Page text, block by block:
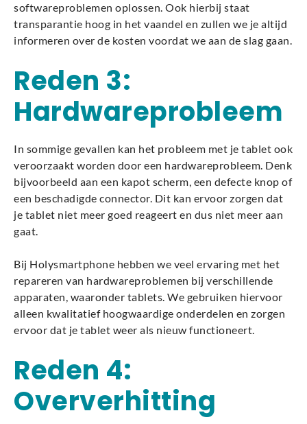
softwareproblemen oplossen. Ook hierbij staat
transparantie hoog in het vaandel en zullen we je altijd
informeren over de kosten voordat we aan de slag gaan.
Reden 3:
Hardwareprobleem
In sommige gevallen kan het probleem met je tablet ook
veroorzaakt worden door een hardwareprobleem. Denk
bijvoorbeeld aan een kapot scherm, een defecte knop of
een beschadigde connector. Dit kan ervoor zorgen dat
je tablet niet meer goed reageert en dus niet meer aan
gaat.
Bij Holysmartphone hebben we veel ervaring met het
repareren van hardwareproblemen bij verschillende
apparaten, waaronder tablets. We gebruiken hiervoor
alleen kwalitatief hoogwaardige onderdelen en zorgen
ervoor dat je tablet weer als nieuw functioneert.
Reden 4:
Oververhitting